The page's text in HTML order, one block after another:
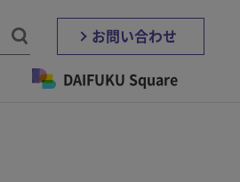
お問い合わせ
DAIFUKU Square